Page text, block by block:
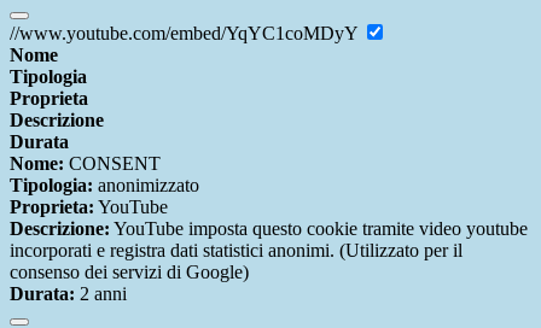
//www.youtube.com/embed/YqYC1coMDyY
Nome
Tipologia
Proprieta
Descrizione
Durata
Nome: CONSENT
Tipologia: anonimizzato
Proprieta: YouTube
Descrizione: YouTube imposta questo cookie tramite video youtube
incorporati e registra dati statistici anonimi. (Utilizzato per il
consenso dei servizi di Google)
Durata: 2 anni